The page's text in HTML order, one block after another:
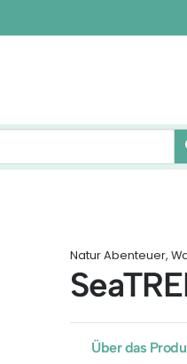
Natur Abenteuer,
Über das